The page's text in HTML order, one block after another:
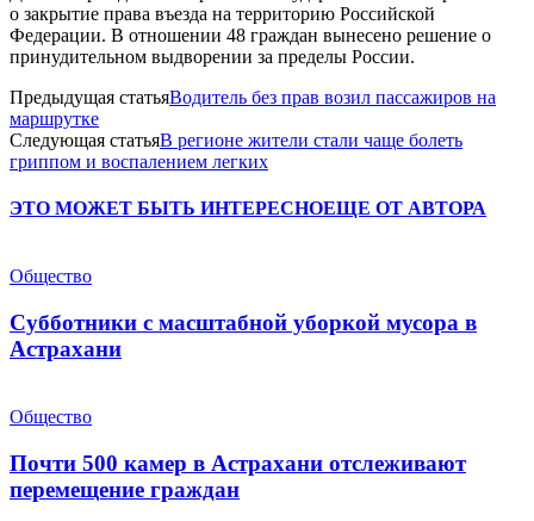
о закрытие права въезда на территорию Российской
Федерации. В отношении 48 граждан вынесено решение о
принудительном выдворении за пределы России.
Предыдущая статьяВодитель без прав возил пассажиров на
маршрутке
Следующая статьяВ регионе жители стали чаще болеть
гриппом и воспалением легких
ЭТО МОЖЕТ БЫТЬ ИНТЕРЕСНОЕЩЕ ОТ АВТОРА
Общество
Субботники с масштабной уборкой мусора в
Астрахани
Общество
Почти 500 камер в Астрахани отслеживают
перемещение граждан